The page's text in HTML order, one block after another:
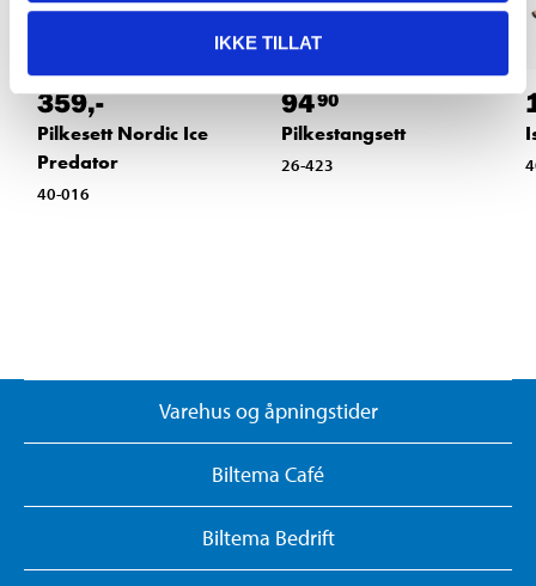
IKKE TILLAT
359,-
Pilkesett Nordic Ice
Predator
40-016
9490
Pilkestangsett
26-423
Varehus og åpningstider
Biltema Café
Biltema Bedrift